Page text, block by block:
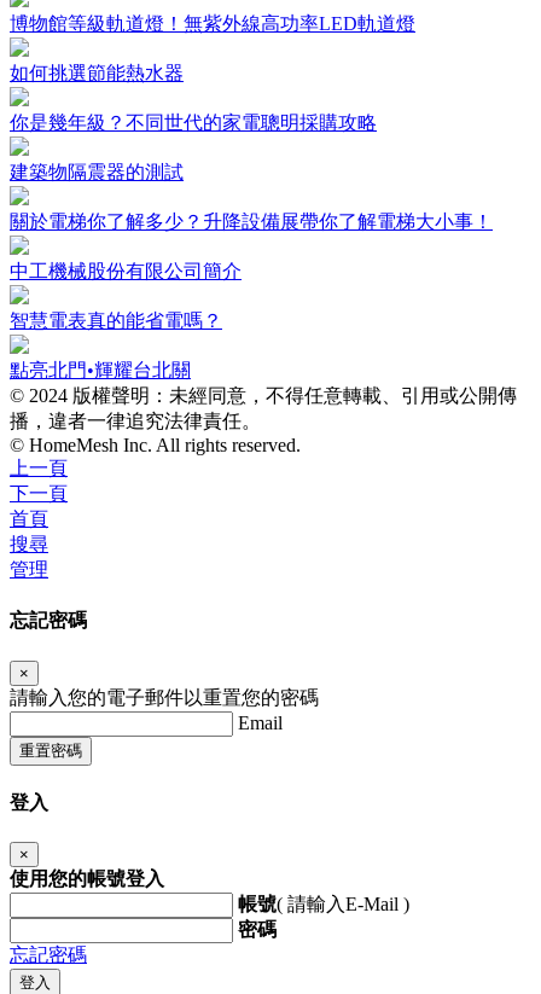
博物館等級軌道燈！無紫外線高功率LED軌道燈
如何挑選節能熱水器
你是幾年級？不同世代的家電聰明採購攻略
建築物隔震器的測試
關於電梯你了解多少？升降設備展帶你了解電梯大小事！
中工機械股份有限公司簡介
智慧電表真的能省電嗎？
點亮北門•輝耀台北關
© 2024 版權聲明：未經同意，不得任意轉載、引用或公開傳
播，違者一律追究法律責任。
© HomeMesh Inc. All rights reserved.
上一頁
下一頁
首頁
搜尋
管理
忘記密碼
×
請輸入您的電子郵件以重置您的密碼
Email
重置密碼
登入
×
使用您的帳號登入
帳號( 請輸入E-Mail )
密碼
忘記密碼
登入